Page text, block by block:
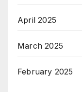
April 2025
March 2025
February 2025